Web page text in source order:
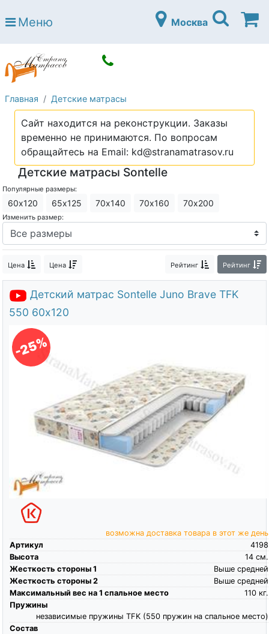
Страна матрасов
Open submenu (Матрасы)
Open submenu (Кровати)
Кровати
Open submenu (Аксессуары)
Open submenu (Диваны)
Диваны
Open submenu (Постельное белье)
Постельное белье
Open submenu (Мебель)
Мебель
Open submenu (Основания)
Основания
Open submenu (Детские матрасы)
Детские матрасы
Open submenu (Детские кровати)
Open submenu (Шкафы)
Шкафы
Контакты
Меню Москва
Главная Детские матрасы
Сайт находится на реконструкции. Заказы
временно не принимаются. По вопросам
обращайтесь на Email: kd@stranamatrasov.ru
Детские матрасы Sontelle
Популярные размеры:
60х120 65х125 70х140 70х160 70х200
Изменить размер:
Цена Цена Рейтинг Рейтинг
Детский матрас Sontelle Juno Brave TFK
550 60х120
-25%
возможна доставка товара в этот же день
Артикул
4198
Высота
см.
14
Жесткость стороны 1
Выше средней
Жесткость стороны 2
Выше средней
Максимальный вес на 1 спальное место
кг.
110
Пружины
независимые пружины TFK (550 пружин на спальное место)
Состав